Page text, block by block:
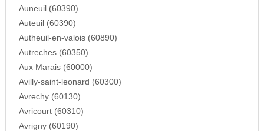
Auneuil (60390)
Auteuil (60390)
Autheuil-en-valois (60890)
Autreches (60350)
Aux Marais (60000)
Avilly-saint-leonard (60300)
Avrechy (60130)
Avricourt (60310)
Avrigny (60190)